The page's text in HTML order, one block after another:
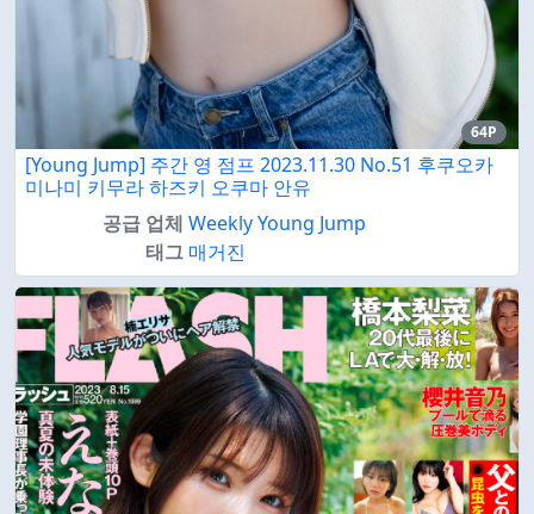
64P
[Young Jump] 주간 영 점프 2023.11.30 No.51 후쿠오카
미나미 키무라 하즈키 오쿠마 안유
공급 업체 Weekly Young Jump
태그 매거진